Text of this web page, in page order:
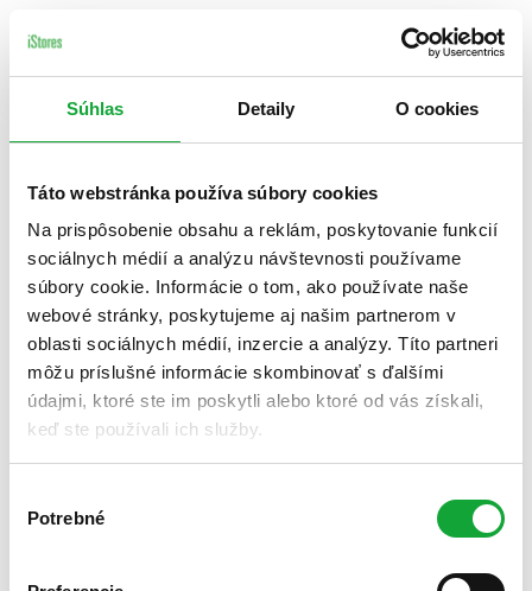
Súhlas Detaily O cookies
Táto webstránka používa súbory cookies
Na prispôsobenie obsahu a reklám, poskytovanie funkcií
sociálnych médií a analýzu návštevnosti používame
súbory cookie. Informácie o tom, ako používate naše
webové stránky, poskytujeme aj našim partnerom v
oblasti sociálnych médií, inzercie a analýzy. Títo partneri
môžu príslušné informácie skombinovať s ďalšími
údajmi, ktoré ste im poskytli alebo ktoré od vás získali,
keď ste používali ich služby.
súhlasu
Potrebné